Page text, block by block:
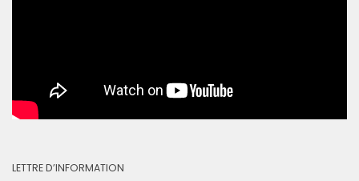
LETTRE D’INFORMATION